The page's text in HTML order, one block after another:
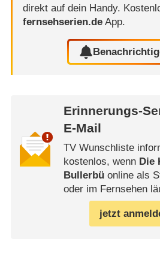
direkt auf dein Handy.
fernsehserien.deApp.
Erinnerungs-
E-Mail
TV Wunschliste
kostenlos, wenn Die
Bullerbüonline als
oder im Fernsehen
jetzt